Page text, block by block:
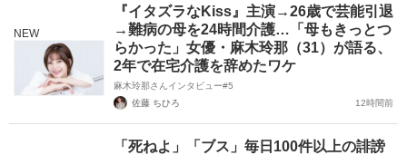
NEW
『イタズラなKiss』主演→26歳で芸能引退
→難病の母を24時間介護…「母もきっとつ
らかった」女優・麻木玲那（31）が語る、
2年で在宅介護を辞めたワケ
麻木玲那さんインタビュー#5
佐藤 ちひろ
12時間前
「死ねよ」「ブス」毎日100件以上の誹謗